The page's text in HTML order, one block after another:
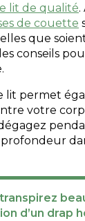
lit de qualité.
de couette
que
conseils
lit permet
votre
d’un drap